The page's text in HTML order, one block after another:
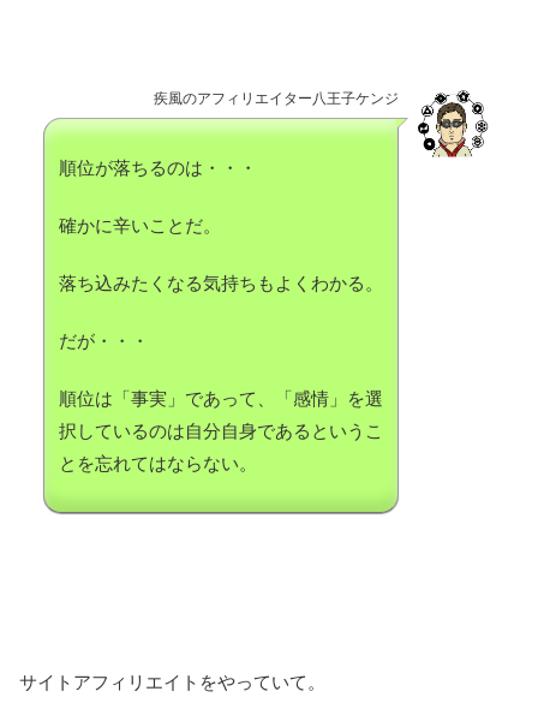
疾風のアフィリエイター八王子ケンジ
順位が落ちるのは・・・
確かに辛いことだ。
落ち込みたくなる気持ちもよくわかる。
だが・・・
順位は「事実」であって、「感情」を選
択しているのは自分自身であるというこ
とを忘れてはならない。
サイトアフィリエイトをやっていて。